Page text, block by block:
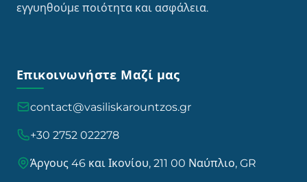
εγγυηθούμε ποιότητα και ασφάλεια.
Επικοινωνήστε Μαζί μας
contact@vasiliskarountzos.gr
+30 2752 022278
Άργους 46 και Ικονίου, 211 00 Ναύπλιο, GR